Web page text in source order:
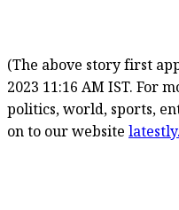
(The above story first
2023 11:16 AM IST. For
politics, world, sports,
on to our website